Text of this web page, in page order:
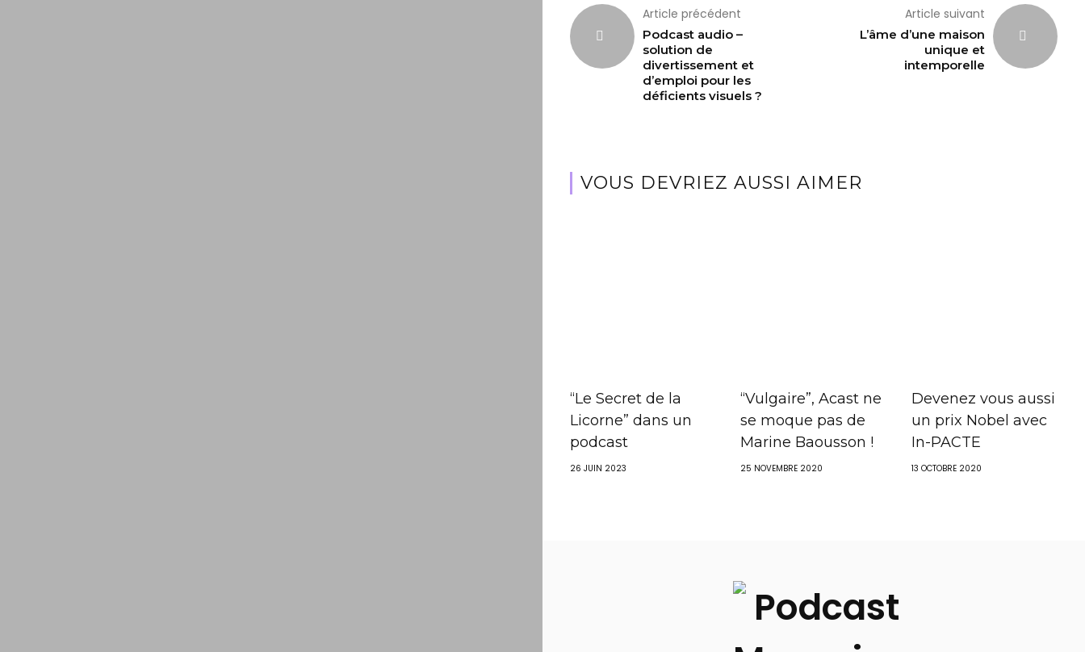
Article précédent
Podcast audio –
solution de
divertissement et
d’emploi pour les
déficients visuels ?
Article suivant
L’âme d’une maison
unique et
intemporelle
VOUS DEVRIEZ AUSSI AIMER
“Le Secret de la
Licorne” dans un
podcast
26 JUIN 2023
“Vulgaire”, Acast ne
se moque pas de
Marine Baousson !
25 NOVEMBRE 2020
Devenez vous aussi
un prix Nobel avec
In-PACTE
13 OCTOBRE 2020